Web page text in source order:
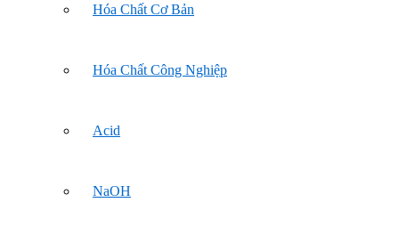
Hóa Chất Cơ Bản
Hóa Chất Công Nghiệp
Acid
NaOH